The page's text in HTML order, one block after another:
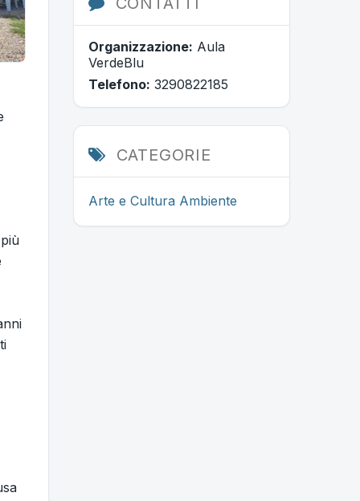
Organizzazione: Aula
VerdeBlu
Telefono: 3290822185
CATEGORIE
Arte e Cultura Ambiente